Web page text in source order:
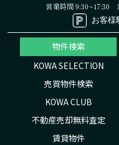
営業時間 9:30~17:30
お客様
物件検索
KOWA SELECTION
売買物件検索
KOWA CLUB
不動産売却無料査定
賃貸物件